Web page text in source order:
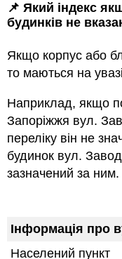
📌 Який індекс
будинкiв не
Якщо корпус або
то маються на
Наприклад, якщо
Запоріжжя вул.
переліку він не
будинок вул.
зазначений за ним.
Інформація про
Населений пункт